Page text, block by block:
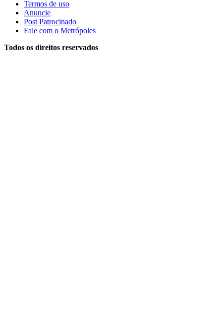
Termos de uso
Anuncie
Post Patrocinado
Fale com o Metrópoles
Todos os direitos reservados